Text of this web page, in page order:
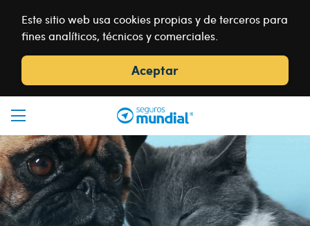
Este sitio web usa cookies propias y de terceros para
fines analíticos, técnicos y comerciales.
Aceptar